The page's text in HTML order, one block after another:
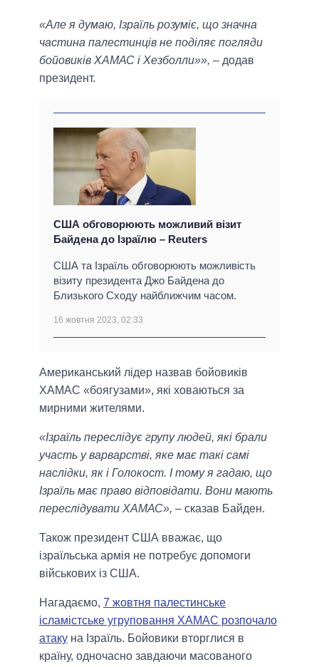
«Але я думаю, Ізраїль розуміє, що значна
частина палестинців не поділяє погляди
бойовиків ХАМАС і Хезболли»», – додав
президент.
США обговорюють можливий візит
Байдена до Ізраїлю – Reuters
США та Ізраїль обговорюють можливість
візиту президента Джо Байдена до
Близького Сходу найближчим часом.
16 жовтня 2023, 02:33
Американський лідер назвав бойовиків
ХАМАС «боягузами», які ховаються за
мирними жителями.
«Ізраїль переслідує групу людей, які брали
участь у варварстві, яке має такі самі
наслідки, як і Голокост. І тому я гадаю, що
Ізраїль має право відповідати. Вони мають
переслідувати ХАМАС», – сказав Байден.
Також президент США вважає, що
ізраїльська армія не потребує допомоги
військових із США.
Нагадаємо, 7 жовтня палестинське
ісламістське угруповання ХАМАС розпочало
атаку на Ізраїль. Бойовики вторглися в
країну, одночасно завдаючи масованого